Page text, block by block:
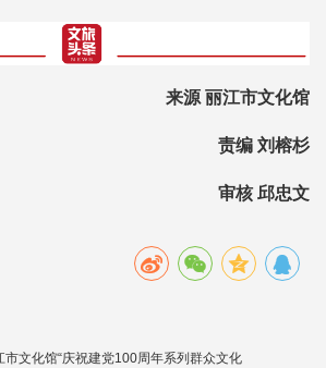
来源 丽江市文化馆
责编 刘榕杉
审核 邱忠文
市文化馆“庆祝建党100周年系列群众文化